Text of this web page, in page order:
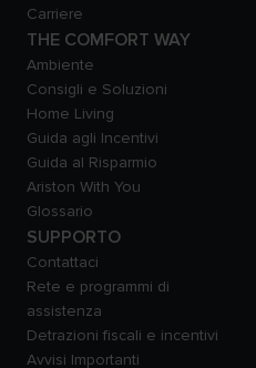
Carriere
THE COMFORT WAY
Ambiente
Consigli e Soluzioni
Home Living
Guida agli Incentivi
Guida al Risparmio
Ariston With You
Glossario
SUPPORTO
Contattaci
Rete e programmi di
assistenza
Detrazioni fiscali e incentivi
Avvisi Importanti